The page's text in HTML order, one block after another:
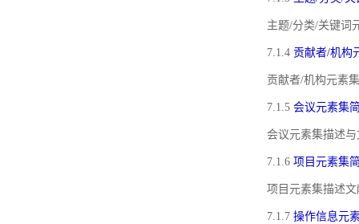
主题/分类/关键词
7.1.4 贡献者/机构
贡献者/机构元素
7.1.5 会议元素集
会议元素集描述
7.1.6 项目元素集
项目元素集描述
7.1.7 操作信息元